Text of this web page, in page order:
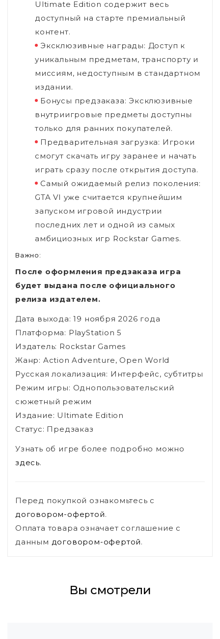
Ultimate Edition содержит весь
доступный на старте премиальный
контент.
Эксклюзивные награды: Доступ к
уникальным предметам, транспорту и
миссиям, недоступным в стандартном
издании.
Бонусы предзаказа: Эксклюзивные
внутриигровые предметы доступны
только для ранних покупателей.
Предварительная загрузка: Игроки
смогут скачать игру заранее и начать
играть сразу после открытия доступа.
Самый ожидаемый релиз поколения:
GTA VI уже считается крупнейшим
запуском игровой индустрии
последних лет и одной из самых
амбициозных игр Rockstar Games.
Важно:
После оформления предзаказа игра
будет выдана после официального
релиза издателем.
Дата выхода: 19 ноября 2026 года
Платформа: PlayStation 5
Издатель: Rockstar Games
Жанр: Action Adventure, Open World
Русская локализация: Интерфейс, субтитры
Режим игры: Однопользовательский
сюжетный режим
Издание: Ultimate Edition
Статус: Предзаказ
Узнать об игре более подробно можно
здесь.
Перед покупкой ознакомьтесь с
договором-офертой.
Оплата товара означает соглашение с
данным договором-офертой.
Вы смотрели